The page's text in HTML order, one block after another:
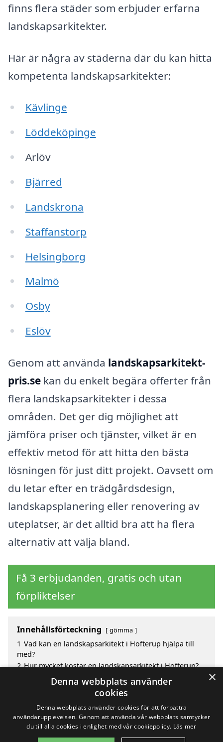
finns flera städer som erbjuder erfarna
landskapsarkitekter.
Här är några av städerna där du kan hitta
kompetenta landskapsarkitekter:
Kävlinge
Löddeköpinge
Arlöv
Bjärred
Landskrona
Staffanstorp
Helsingborg
Malmö
Osby
Eslöv
Genom att använda landskapsarkitekt-
pris.se kan du enkelt begära offerter från
flera landskapsarkitekter i dessa
områden. Det ger dig möjlighet att
jämföra priser och tjänster, vilket är en
effektiv metod för att hitta den bästa
lösningen för just ditt projekt. Oavsett om
du letar efter en trädgårdsdesign,
landskapsplanering eller renovering av
uteplatser, är det alltid bra att ha flera
alternativ att välja bland.
Få 3 erbjudanden, gratis och utan
förpliktelser
Innehållsförteckning gömma
1 Vad kan en landskapsarkitekt i Hofterup hjälpa till
med?
2 Hur mycket kostar en landskapsarkitekt i Hofterup?
Fördelar med att välja landskapsarkitekt i Hofterup
Sök efter en skicklig landskapsarkitekt i de
omgivande städerna Hofterup
×
Denna webbplats använder
cookies
Denna webbplats använder cookies för att förbättra
användarupplevelsen. Genom att använda vår webbplats samtycker
du till alla cookies i enlighet med vår cookiepolicy. Läs mer